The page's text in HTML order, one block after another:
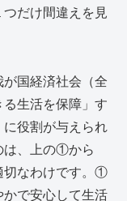
だけ間違えを見
国経済社会（全
生活を保障」す
役割が与えられ
は、上の①から
切なわけです。①
で安心して生活